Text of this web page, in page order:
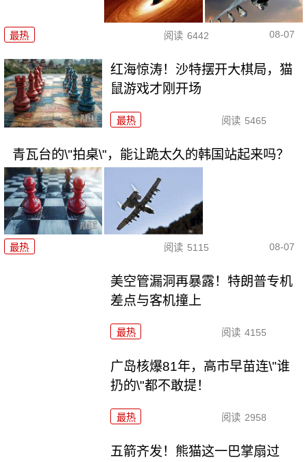
最热 阅读 6442 08-07
红海惊涛！沙特摆开大棋局，猫
鼠游戏才刚开场
最热 阅读 5465
青瓦台的\"拍桌\"，能让跪太久的韩国站起来吗？
最热 阅读 5115 08-07
美空管漏洞再暴露！特朗普专机
差点与客机撞上
最热 阅读 4155
广岛核爆81年，高市早苗连\"谁
扔的\"都不敢提！
最热 阅读 2958
五箭齐发！熊猫这一巴掌扇过